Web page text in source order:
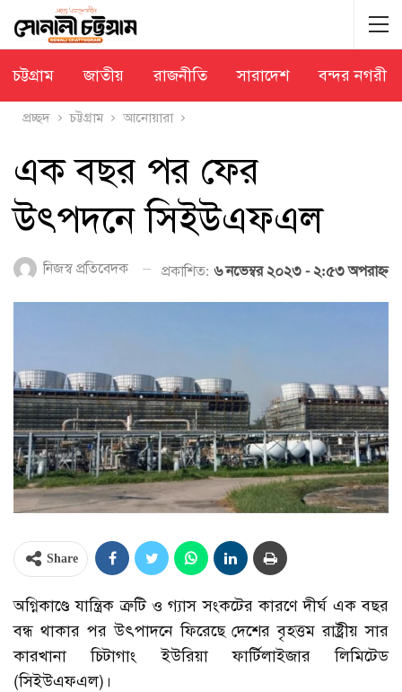
চট্টগ্রাম জাতীয় রাজনীতি সারাদেশ বন্দর নগরী
প্রচ্ছদ চট্টগ্রাম আনোয়ারা
এক বছর পর ফের
উৎপদনে সিইউএফএল
নিজস্ব প্রতিবেদক প্রকাশিত: ৬ নভেম্বর ২০২৩ - ২:৫৩ অপরাহ্ণ
Share
অগ্নিকাণ্ডে যান্ত্রিক ত্রুটি ও গ্যাস সংকটের কারণে দীর্ঘ এক বছর
বন্ধ থাকার পর উৎপাদনে ফিরেছে দেশের বৃহত্তম রাষ্ট্রীয় সার
কারখানা চিটাগাং ইউরিয়া ফার্টিলাইজার লিমিটেড
(সিইউএফএল)।